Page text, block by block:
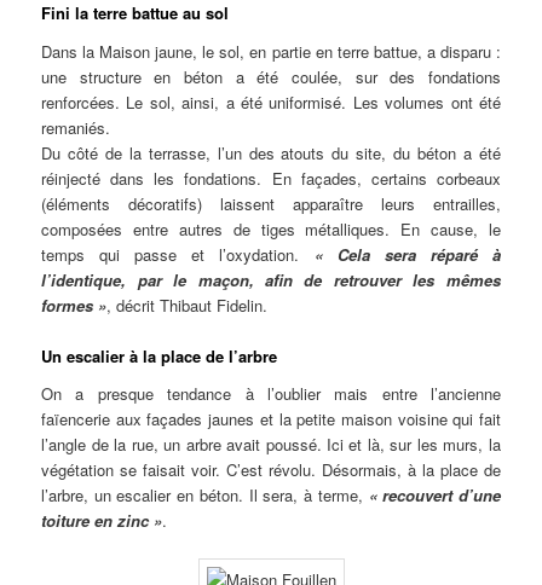
Fini la terre battue au sol
Dans la Maison jaune, le sol, en partie en terre battue, a disparu :
une structure en béton a été coulée, sur des fondations
renforcées. Le sol, ainsi, a été uniformisé. Les volumes ont été
remaniés.
Du côté de la terrasse, l’un des atouts du site, du béton a été
réinjecté dans les fondations. En façades, certains corbeaux
(éléments décoratifs) laissent apparaître leurs entrailles,
composées entre autres de tiges métalliques. En cause, le
temps qui passe et l’oxydation. « Cela sera réparé à
l’identique, par le maçon, afin de retrouver les mêmes
formes », décrit Thibaut Fidelin.
Un escalier à la place de l’arbre
On a presque tendance à l’oublier mais entre l’ancienne
faïencerie aux façades jaunes et la petite maison voisine qui fait
l’angle de la rue, un arbre avait poussé. Ici et là, sur les murs, la
végétation se faisait voir. C’est révolu. Désormais, à la place de
l’arbre, un escalier en béton. Il sera, à terme, « recouvert d’une
toiture en zinc ».